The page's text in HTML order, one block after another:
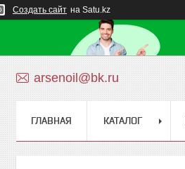
Создать сайт на Satu.kz
arsenoil@bk.ru
ГЛАВНАЯ КАТАЛОГ